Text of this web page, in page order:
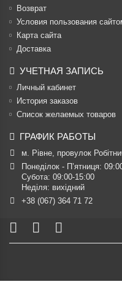
Возврат
Условия пользования
Карта сайта
Доставка
УЧЕТНАЯ ЗАПИСЬ
Личный кабинет
История заказов
Список желаемых товаров
ГРАФИК РАБОТЫ
м. Рівне, провулок
Понеділок - П’ятниця:
Субота: 09:00-15:00
Неділя: вихідний
+38 (067) 364 71 72